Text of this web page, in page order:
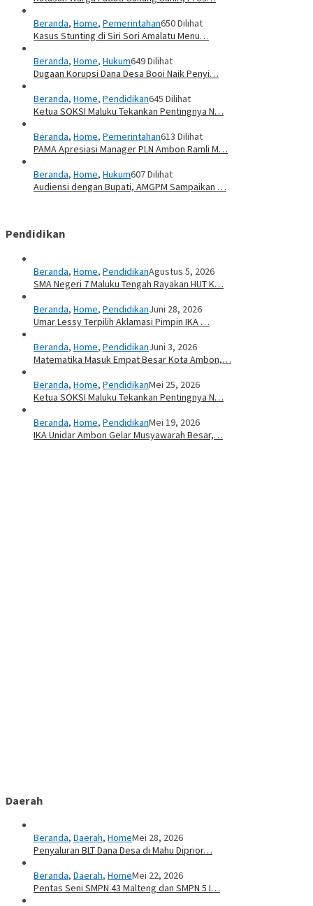
Beranda, Home, Pemerintahan650 Dilihat
Kasus Stunting di Siri Sori Amalatu Menu…
Beranda, Home, Hukum649 Dilihat
Dugaan Korupsi Dana Desa Booi Naik Penyi…
Beranda, Home, Pendidikan645 Dilihat
Ketua SOKSI Maluku Tekankan Pentingnya N…
Beranda, Home, Pemerintahan613 Dilihat
PAMA Apresiasi Manager PLN Ambon Ramli M…
Beranda, Home, Hukum607 Dilihat
Audiensi dengan Bupati, AMGPM Sampaikan …
Pendidikan
Beranda, Home, PendidikanAgustus 5, 2026
SMA Negeri 7 Maluku Tengah Rayakan HUT K…
Beranda, Home, PendidikanJuni 28, 2026
Umar Lessy Terpilih Aklamasi Pimpin IKA …
Beranda, Home, PendidikanJuni 3, 2026
Matematika Masuk Empat Besar Kota Ambon,…
Beranda, Home, PendidikanMei 25, 2026
Ketua SOKSI Maluku Tekankan Pentingnya N…
Beranda, Home, PendidikanMei 19, 2026
IKA Unidar Ambon Gelar Musyawarah Besar,…
Daerah
Beranda, Daerah, HomeMei 28, 2026
Penyaluran BLT Dana Desa di Mahu Diprior…
Beranda, Daerah, HomeMei 22, 2026
Pentas Seni SMPN 43 Malteng dan SMPN 5 I…